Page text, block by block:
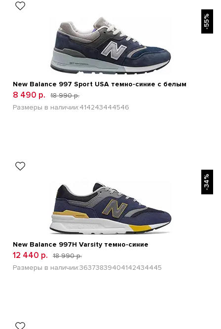
-55%
New Balance 997 Sport USA темно-синие с белым
8 490 р.
18 990 р.
Размеры в наличии:414243444546
-34%
New Balance 997H Varsity темно-синие
12 440 р.
18 990 р.
Размеры в наличии:36373839404142434445